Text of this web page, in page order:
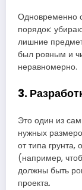
Одновременно
порядок:
лишние
был ровным и
неравномерно.
3.
Это один из
нужных
от типа грунта,
(например,
должны быть
проекта.